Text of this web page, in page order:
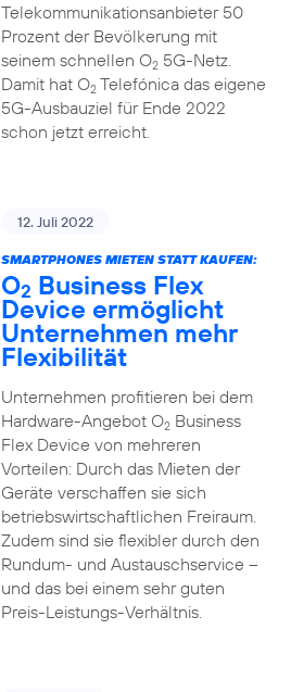
Telekommunikationsanbieter 50
Prozent der Bevölkerung mit
seinem schnellen O25G-Netz.
Damit hat O2Telefónica das eigene
5G-Ausbauziel für Ende 2022
schon jetzt erreicht.
12. Juli 2022
SMARTPHONES MIETEN STATT KAUFEN:
O2 Business Flex
Device ermöglicht
Unternehmen mehr
Flexibilität
Unternehmen profitieren bei dem
Hardware-Angebot O2Business
Flex Device von mehreren
Vorteilen: Durch das Mieten der
Geräte verschaffen sie sich
betriebswirtschaftlichen Freiraum.
Zudem sind sie flexibler durch den
Rundum- und Austauschservice –
und das bei einem sehr guten
Preis-Leistungs-Verhältnis.